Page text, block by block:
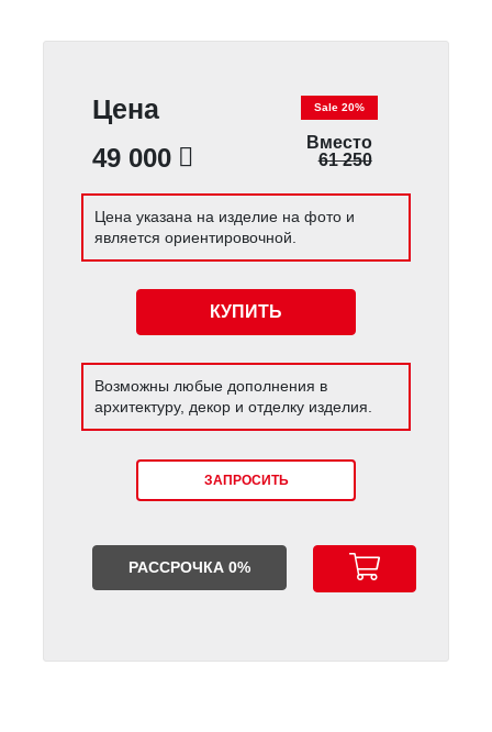
Цена
49 000
Sale 20%
Вместо
61 250
Цена указана на изделие на фото и
является ориентировочной.
КУПИТЬ
Возможны любые дополнения в
архитектуру, декор и отделку изделия.
ЗАПРОСИТЬ
РАССРОЧКА 0%